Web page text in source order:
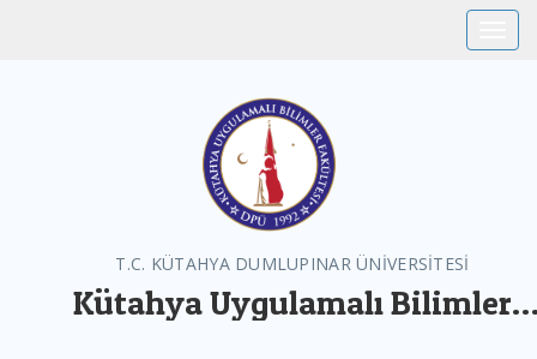
T.C. KÜTAHYA DUMLUPINAR ÜNİVERSİTESİ
Kütahya Uygulamalı Bilimler